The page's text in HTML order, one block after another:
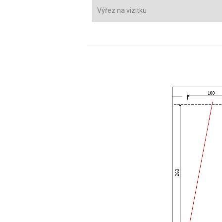
Výřez na vizitku